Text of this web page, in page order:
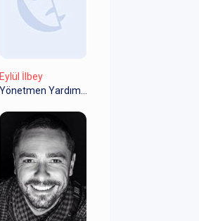
Eylül İlbey
Yönetmen Yardımcısı